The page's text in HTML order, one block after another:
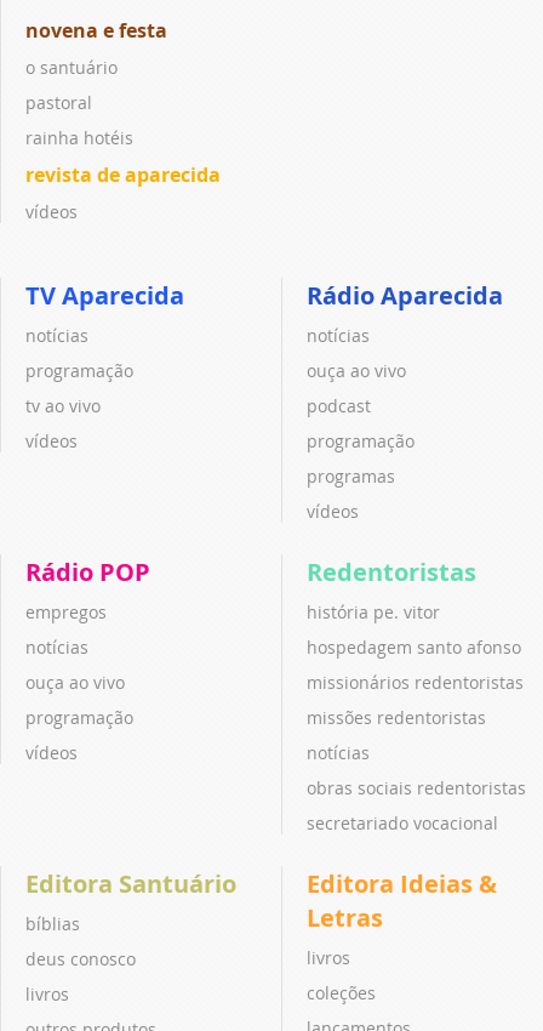
novena e festa
o santuário
pastoral
rainha hotéis
revista de aparecida
vídeos
TV Aparecida
notícias
programação
tv ao vivo
vídeos
Rádio Aparecida
notícias
ouça ao vivo
podcast
programação
programas
vídeos
Rádio POP
empregos
notícias
ouça ao vivo
programação
vídeos
Redentoristas
história pe. vitor
hospedagem santo afonso
missionários redentoristas
missões redentoristas
notícias
obras sociais redentoristas
secretariado vocacional
Editora Santuário
bíblias
deus conosco
livros
Editora Ideias &
Letras
livros
coleções